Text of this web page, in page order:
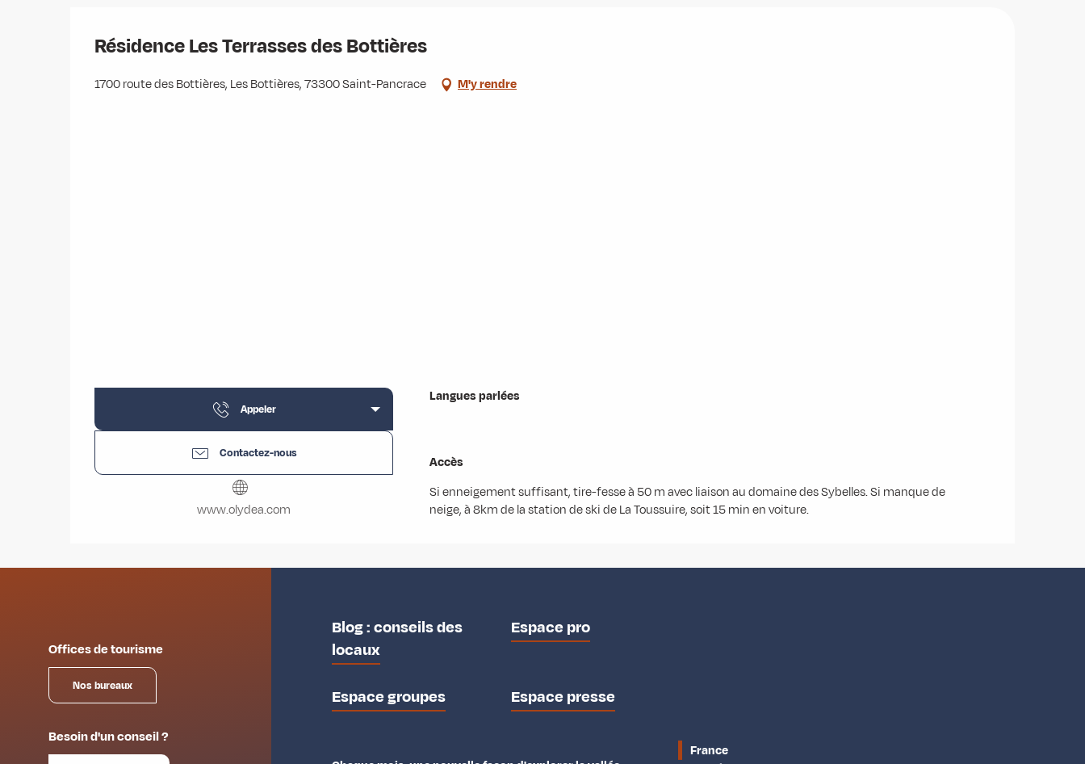
Résidence Les Terrasses des Bottières
1700 route des Bottières, Les Bottières, 73300 Saint-Pancrace M'y rendre
Appeler
Contactez-nous
www.olydea.com
Langues parlées
Langues parlées
Accès
Accès
Si enneigement suffisant, tire-fesse à 50 m avec liaison au domaine des Sybelles. Si manque de
neige, à 8km de la station de ski de La Toussuire, soit 15 min en voiture.
Offices de tourisme
Nos bureaux
Besoin d'un conseil ?
Blog : conseils des
locaux
Espace pro
Espace groupes Espace presse
France